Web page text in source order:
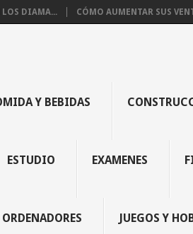
LOS DIAMA... CÓMO AUMENTAR SUS
Y BEBIDAS
ESTUDIO EXAMENES
JUEGOS Y